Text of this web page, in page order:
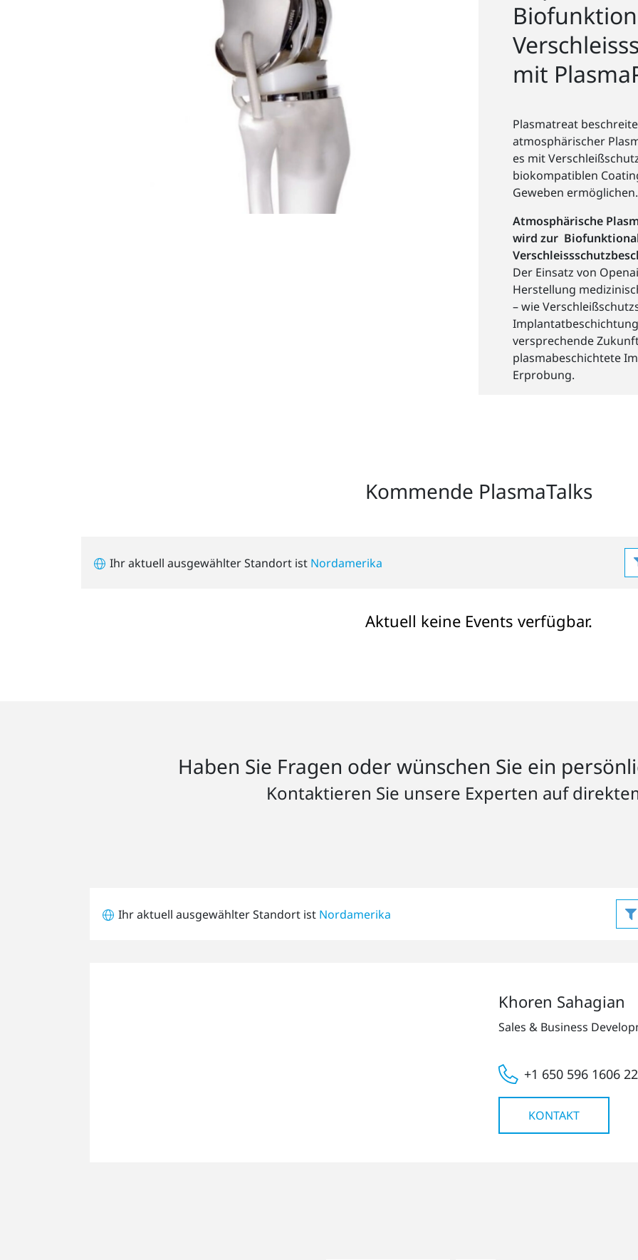
mit
Plasmatreat
atmosphärischer
es mit
biokompatiblen
Geweben ermöglichen.
Atmosphärische
wird zur
Der Einsatz von
Herstellung
– wie
versprechende
plasmabeschichtete
Erprobung.
Kommende PlasmaTalks
Ihr aktuell ausgewählter Standort ist Nordamerika
Aktuell keine Events verfügbar.
Haben Sie Fragen oder wünschen Sie ein
Kontaktieren Sie unsere Experten auf
Ihr aktuell ausgewählter Standort ist Nordamerika
Khoren Sahagian
Sales & Business
+1 650 596 1606
KONTAKT